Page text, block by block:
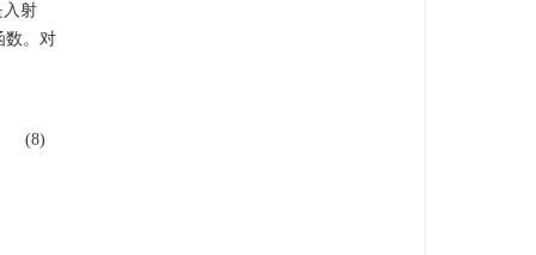
入射
数。对
(8)